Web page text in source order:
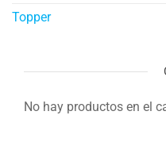
Topper
No hay productos en el